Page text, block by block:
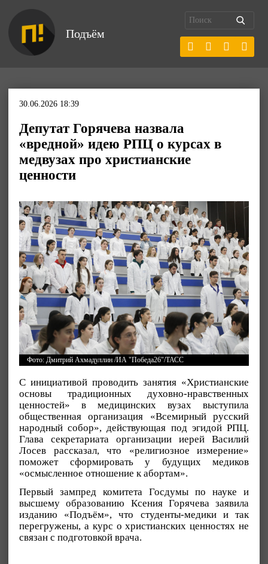
Подъём
30.06.2026 18:39
Депутат Горячева назвала
«вредной» идею РПЦ о курсах в
медвузах про христианские
ценности
Фото: Дмитрий Ахмадуллин /ИА "Победа26"/ТАСС
С инициативой проводить занятия «Христианские
основы традиционных духовно-нравственных
ценностей» в медицинских вузах выступила
общественная организация «Всемирный русский
народный собор», действующая под эгидой РПЦ.
Глава секретариата организации иерей Василий
Лосев рассказал, что «религиозное измерение»
поможет сформировать у будущих медиков
«осмысленное отношение к абортам».
Первый зампред комитета Госдумы по науке и
высшему образованию Ксения Горячева заявила
изданию «Подъём», что студенты-медики и так
перегружены, а курс о христианских ценностях не
связан с подготовкой врача.